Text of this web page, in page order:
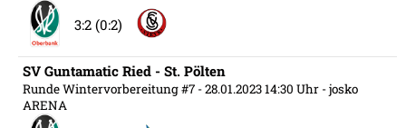
3:2 (0:2)
SV Guntamatic Ried - St. Pölten
Runde Wintervorbereitung #7 - 28.01.2023 14:30 Uhr - josko
ARENA